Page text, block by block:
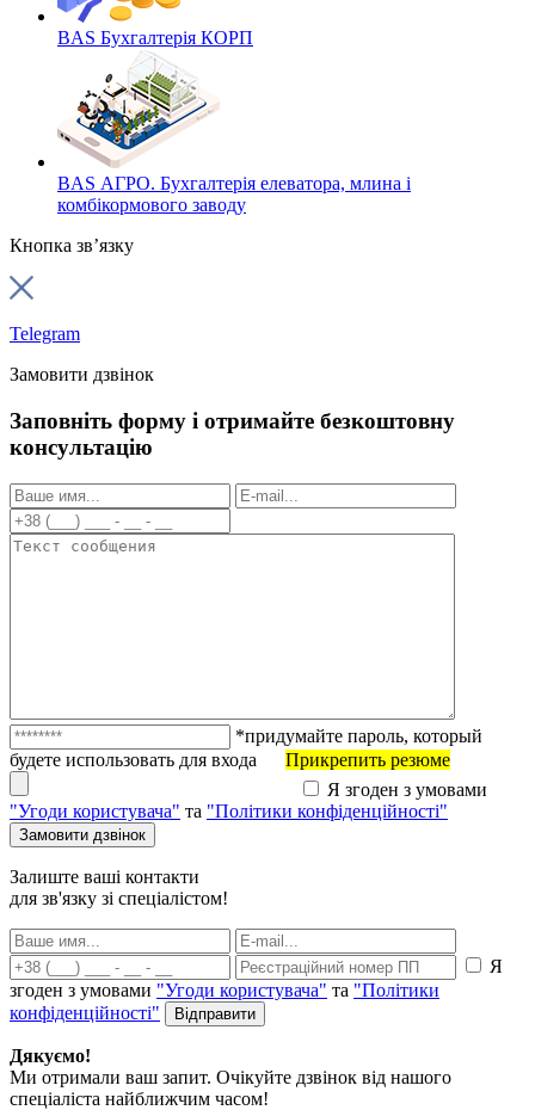
BAS Бухгалтерія КОРП
BAS АГРО. Бухгалтерія елеватора, млина і
комбікормового заводу
Кнопка зв’язку
Telegram
Замовити дзвінок
Заповніть форму і отримайте безкоштовну
консультацію
*придумайте пароль, который
будете использовать для входа
Прикрепить резюме
Я згоден з умовами
"Угоди користувача" та "Політики конфіденційності"
Залиште ваші контакти
для зв'язку зі спеціалістом!
Я
згоден з умовами "Угоди користувача" та "Політики
конфіденційності"
Дякуємо!
Ми отримали ваш запит. Очікуйте дзвінок від нашого
спеціаліста найближчим часом!